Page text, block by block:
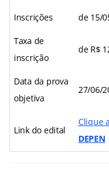
Inscrições de 15/
Taxa de
inscrição
de R$
Data da prova
objetiva
27/06/
Link do edital
Clique
DEPEN